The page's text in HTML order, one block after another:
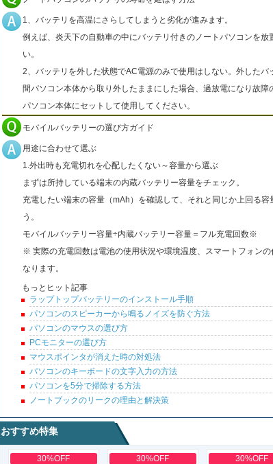
1、バッテリを高温にさらしてしまうと劣化が進みます。
例えば、炎天下の自動車の中にバッテリ付きのノートパソコンを放
い。
2、バッテリを外した状態でAC電源のみで使用はしない。外したバ
間パソコン本体から取り外したままにした場合、過放電になり故障
パソコン本体にセットして使用してください。
モバイルバッテリーの選び方ガイド
用途に合わせて選ぶ
1.外出時も充電切れを心配したくない～容量から選ぶ
まずは所持している端末の内蔵バッテリー容量をチェック。
充電したい端末の容量（mAh）を確認して、それと同じか上回る
う。
モバイルバッテリー容量÷内蔵バッテリー容量＝フル充電回数※
※ 実際の充電回数は電池の使用状況や環境温度、スマートフォン
なります。
もっとヒット記事
ラップトップバッテリーのインストール手順
パソコンのスピーカーから鳴るノイズを防ぐ方法
パソコンのマウスの選び方
PCモニターの選び方
マウスポインタが消えた時の対処法
パソコンのキーボードの文字入力の方法
パソコンを5分で掃除する方法
ノートブックのリークの理由と解決策
おすすめ特集
30%OFF 30%OFF 30%OFF